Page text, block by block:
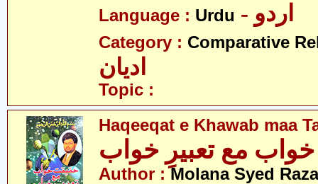
Language : Urdu - اردو
Category : Comparative
ادیان
Topic :
Haqeeqat e Khawab maa
مع تعبیرِ خواب
Author :Molana Syed